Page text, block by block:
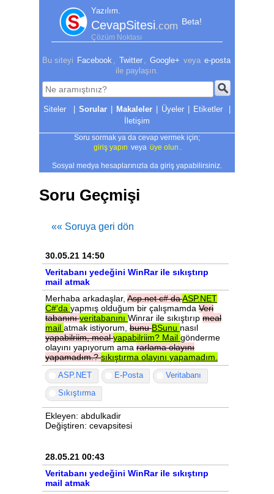
Yazılım.
CevapSitesi.com Beta!
Çözüm Noktası
Bu siteyi Facebook Twitter Google+ veya e-posta
ile paylaşın.
| Sorular | Makaleler | Üyeler | Etiketler
|
İletişim
Soru sormak ya da cevap vermek için;
giriş yapın veya üye olun
Sosyal medya hesaplarınızla da giriş yapabilirsiniz.
Soru Geçmişi
«« Soruya geri dön
30.05.21 14:50
Veritabanı yedeğini WinRar ile sıkıştırıp
mail atmak
Merhaba arkadaşlar, Asp.netc#daASP.NET
C#'da yapmış olduğum bir çalışmamda Veri
tabanınıveritabanını Winrar ile sıkıştırıp meal
mail atmak istiyorum, bunuBSunu nasıl
yapabilriim,mealyapabilriim? Mail gönderme
olayını yapıyorum ama rarlamaolayını
yapamadım.?sıkıştırma olayını yapamadım.
ASP.NET E-Posta
Veritabanı
Sıkıştırma
Ekleyen: abdulkadir
Değiştiren: cevapsitesi
28.05.21 00:43
Veritabanı yedeğini WinRar ile sıkıştırıp
mail atmak